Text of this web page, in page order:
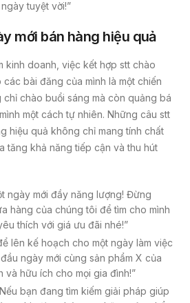
tuyệt vời!”
mới bán hàng hiệu quả
kinh doanh, việc kết hợp stt chào
bài đăng của mình là một chiến
chào buổi sáng mà còn quảng bá
một cách tự nhiên. Những câu stt
hiệu quả không chỉ mang tính chất
tăng khả năng tiếp cận và thu hút
ngày mới đầy năng lượng! Đừng
hàng của chúng tôi để tìm cho mình
thích với giá ưu đãi nhé!”
lên kế hoạch cho một ngày làm việc
ngày mới cùng sản phẩm X của
và hữu ích cho mọi gia đình!”
bạn đang tìm kiếm giải pháp giúp